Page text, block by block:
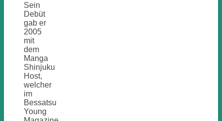
Sein
Debüt
gab er
2005
mit
dem
Manga
Shinjuku
Host,
welcher
im
Bessatsu
Young